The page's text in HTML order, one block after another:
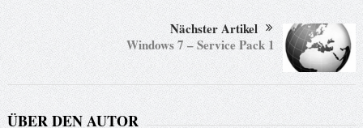
Nächster Artikel
Windows 7 – Service Pack 1
ÜBER DEN AUTOR